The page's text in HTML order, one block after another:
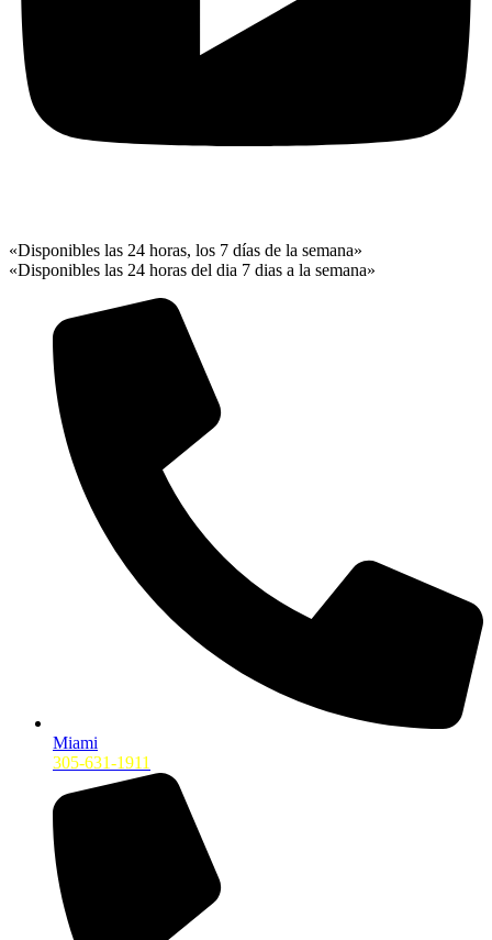
«Disponibles las 24 horas, los 7 días de la semana»
«Disponibles las 24 horas del dia 7 dias a la semana»
Miami
305-631-1911